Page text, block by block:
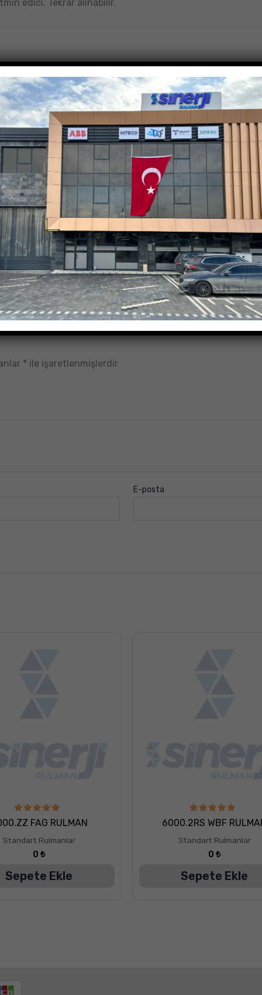
edici. Tekrar alınabilir.
Tekrar alınabilir.
edici. Memnun eden bir alışveriş oldu.
başarılı. Olumlu yorum bırakırım.
* ile işaretlenmişlerdir
E-posta
5
üzerinden
oy aldı
FAG RULMAN
Standart Rulmanlar
0 ₺
Sepete Ekle
5
üzerinden
oy aldı
6000.2RS WBF
Standart Rulmanlar
0 ₺
Sepete Ekle